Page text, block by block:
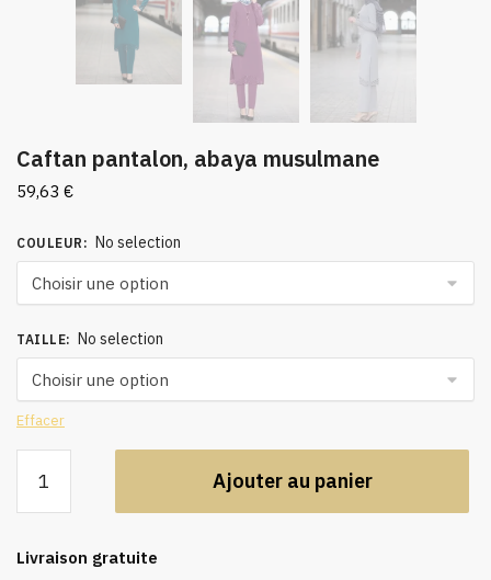
Caftan pantalon, abaya musulmane
59,63 €
COULEUR : No selection
TAILLE: No selection
Effacer
Caftan
abaya
Ajouter au panier
Livraison gratuite